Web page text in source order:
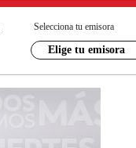
Selecciona tu emisora
Elige tu emisora